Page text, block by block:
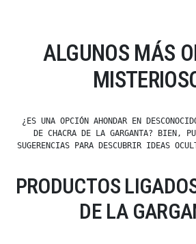
ALGUNOS MÁS
¿ES UNA OPCIÓN AHONDAR EN
DE CHACRA DE LA GARGANTA? BIEN,
SUGERENCIAS PARA DESCUBRIR IDEAS
PRODUCTOS
DE LA